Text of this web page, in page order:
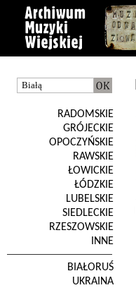
RADOMSKIE
GRÓJECKIE
OPOCZYŃSKIE
RAWSKIE
ŁOWICKIE
ŁÓDZKIE
LUBELSKIE
SIEDLECKIE
RZESZOWSKIE
INNE
BIAŁORUŚ
UKRAINA